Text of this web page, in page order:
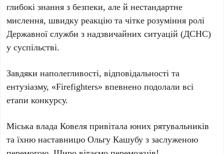
глибокі знання з безпеки, але й нестандартне
мислення, швидку реакцію та чітке розуміння ролі
Державної служби з надзвичайних ситуацій (ДСНС)
у суспільстві.
Завдяки наполегливості, відповідальності та
ентузіазму, «Firefighters» впевнено подолали всі
етапи конкурсу.
Міська влада Ковеля привітала юних рятувальників
та їхню наставницю Ольгу Кашубу з заслуженою